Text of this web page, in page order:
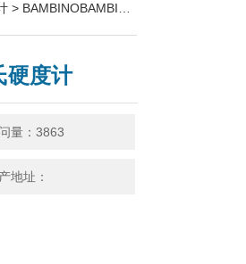
> BAMBINOBAMBINO一体化里氏硬度计
硬度计
量：3863
地址：